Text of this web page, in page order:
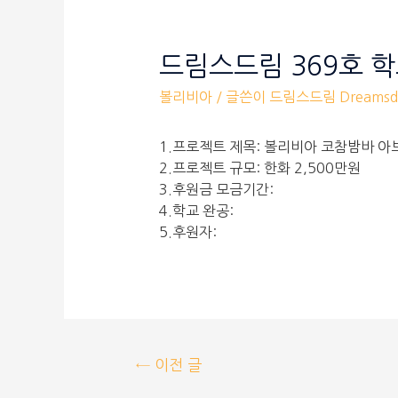
드림스드림 369호
볼리비아/ 글쓴이 드림스드림
1.프로젝트 제목: 볼리비아 코참밤바 아
2.프로젝트 규모: 한화 2,500만원
3.후원금 모금기간:
4.학교 완공:
5.후원자:
←이전 글